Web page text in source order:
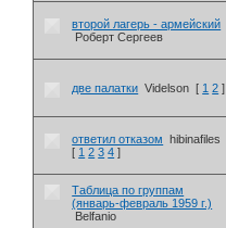
второй лагерь - армейский
Роберт Сергеев
две палатки Videlson [ 1 2 ]
ответил отказом
hibinafiles
[ 1 2 3 4 ]
Таблица по группам
(январь-февраль 1959 г.)
Belfanio